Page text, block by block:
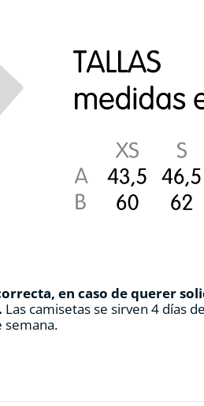
en caso de querer
Las camisetas se sirven 4 días
semana.